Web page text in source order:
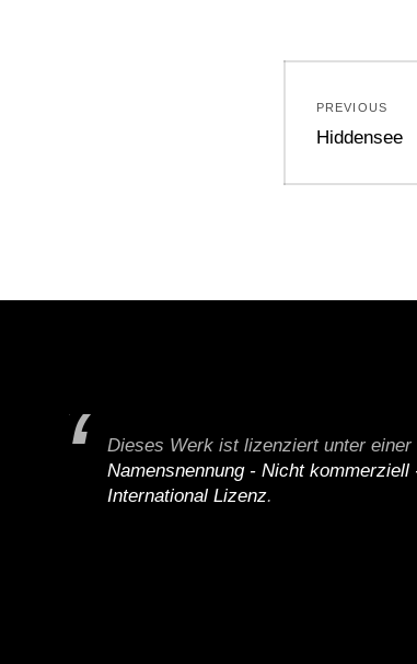
PREVIOUS
Previous
Hiddensee
Dieses Werk ist lizenziert unter einer
Namensnennung - Nicht kommerziell
International Lizenz.